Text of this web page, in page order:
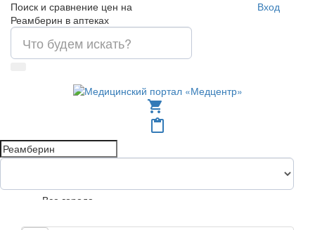
Поиск и сравнение цен на
Реамберин в аптеках
Вход
shopping_cart
content_paste
Все города